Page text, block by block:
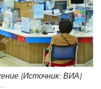
(Источник: ВИА)